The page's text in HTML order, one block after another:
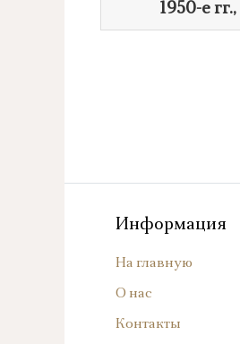
1950-е гг.,
Информация
На главную
О нас
Контакты